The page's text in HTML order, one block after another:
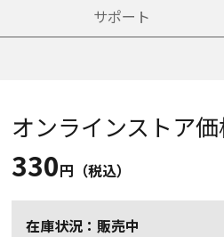
サポート
オンラインストア
330円（税込）
在庫状況：販売中